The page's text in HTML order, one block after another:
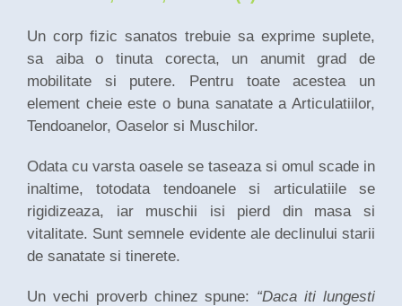
Un corp fizic sanatos trebuie sa exprime suplete,
sa aiba o tinuta corecta, un anumit grad de
mobilitate si putere. Pentru toate acestea un
element cheie este o buna sanatate a Articulatiilor,
Tendoanelor, Oaselor si Muschilor.
Odata cu varsta oasele se taseaza si omul scade in
inaltime, totodata tendoanele si articulatiile se
rigidizeaza, iar muschii isi pierd din masa si
vitalitate. Sunt semnele evidente ale declinului starii
de sanatate si tinerete.
Un vechi proverb chinez spune: “Daca iti lungesti